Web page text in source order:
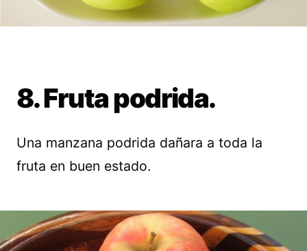
8. Fruta podrida.
Una manzana podrida dañara a toda la
fruta en buen estado.